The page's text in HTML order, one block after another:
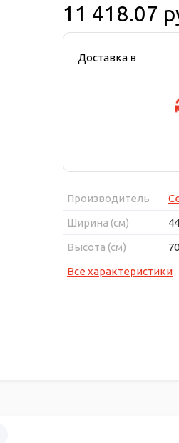
11 418.07
Доставка в
Производитель
Ширина (см)
Высота (см)
70
Все характеристики